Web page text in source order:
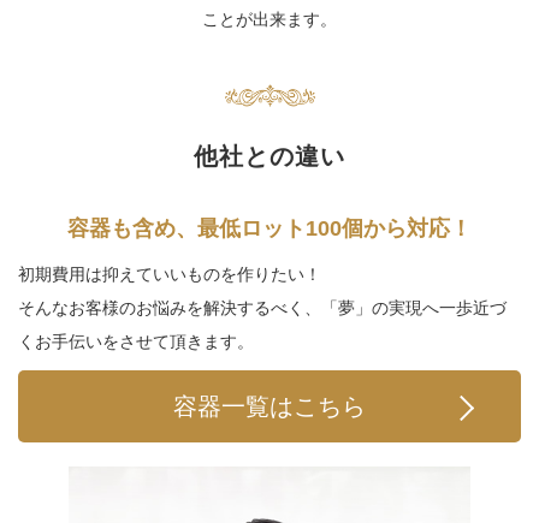
ことが出来ます。
他社との違い
容器も含め、 最低ロット100個から対応！
初期費用は抑えていいものを作りたい！
そんなお客様のお悩みを解決するべく、
「夢」の実現へ一歩近づ
くお手伝いをさせて頂きます。
容器一覧はこちら